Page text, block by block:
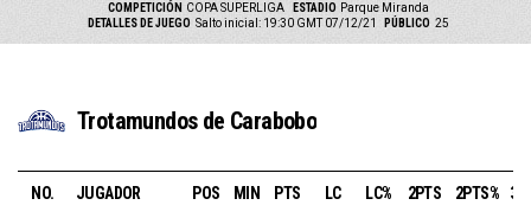
COMPETICIÓN COPA SUPERLIGA ESTADIO Parque Miranda
DETALLES DE JUEGO Salto inicial: 19:30 GMT 07/12/21 PÚBLICO 25
Trotamundos de Carabobo
NO. JUGADOR POS MIN PTS LC LC% 2PTS 2PTS%